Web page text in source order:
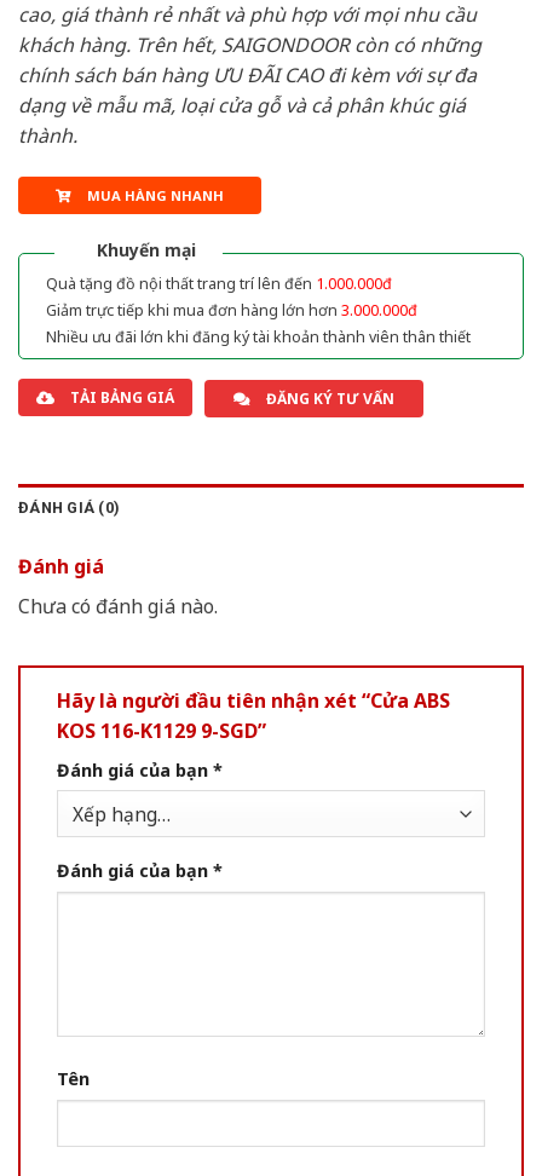
cao, giá thành rẻ nhất và phù hợp với mọi nhu cầu
khách hàng. Trên hết, SAIGONDOOR còn có những
chính sách bán hàng ƯU ĐÃI CAO đi kèm với sự đa
dạng về mẫu mã, loại cửa gỗ và cả phân khúc giá
thành.
MUA HÀNG NHANH
Khuyến mại
Quà tặng đồ nội thất trang trí lên đến 1.000.000đ
Giảm trực tiếp khi mua đơn hàng lớn hơn 3.000.000đ
Nhiều ưu đãi lớn khi đăng ký tài khoản thành viên thân thiết
TẢI BẢNG GIÁ ĐĂNG KÝ TƯ VẤN
ĐÁNH GIÁ (0)
Đánh giá
Chưa có đánh giá nào.
Hãy là người đầu tiên nhận xét “Cửa ABS
KOS 116-K1129 9-SGD”
Đánh giá của bạn *
Đánh giá của bạn *
Tên